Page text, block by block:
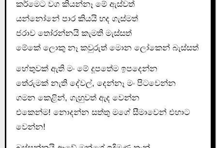
කර්මෙට වග කියන්නෑ මේ ඇස්වත්
යන්නෝනේ පාර කියයි හද ගැස්මත්
ජරාව තෝරන්නයි කැමති මැස්සත්
මේකේ ලොකු නෑ කවුරුත් මොන ලෝකෙන් බැස්සත්
හේතුවක් ඇති මං මේ දූපතේම ඉපදෙන්න
තේරුමක් නැති දේවල්, දෙන්නෑ මං පිටවෙන්න
ගමන කෙළින්, ගැහුවත් ඇද වෙන්න
එකෙන්ම! නොදන්න සත්තු මගේ සීමාවෙන් එහාට
වෙන්න!